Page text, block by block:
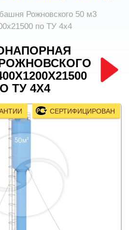
Рожновского 50 м3
по ТУ 4х4
ТУ 4Х4
СЕРТИФИЦИРОВАН